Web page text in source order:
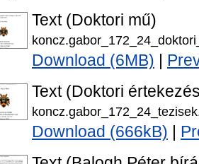
Text (Doktori mű)
Download (6MB)
Text (Doktori
Download (666kB)